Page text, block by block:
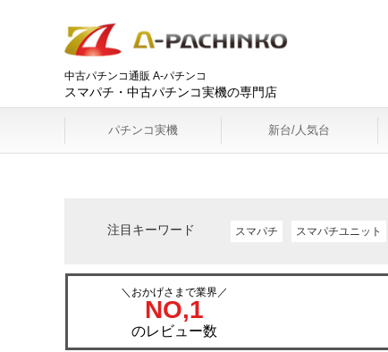
中古パチンコ通販 A-パチンコ
スマパチ・中古パチンコ実機の専門店
パチンコ実機 新台/人気台
注目キーワード スマパチ スマパチユニット
＼おかげさまで業界／
NO,1
のレビュー数